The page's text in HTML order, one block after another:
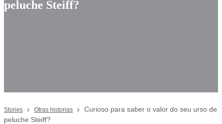
peluche Steiff?
Stories Otras historias
Curioso para saber o valor do seu urso de
peluche Steiff?